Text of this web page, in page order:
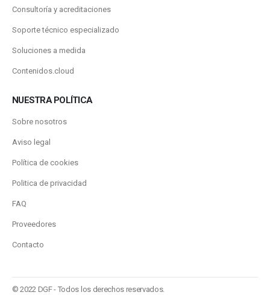
Consultoría y acreditaciones
Soporte técnico especializado
Soluciones a medida
Contenidos.cloud
NUESTRA POLÍTICA
Sobre nosotros
Aviso legal
Política de cookies
Politica de privacidad
FAQ
Proveedores
Contacto
© 2022 DGF - Todos los derechos reservados.